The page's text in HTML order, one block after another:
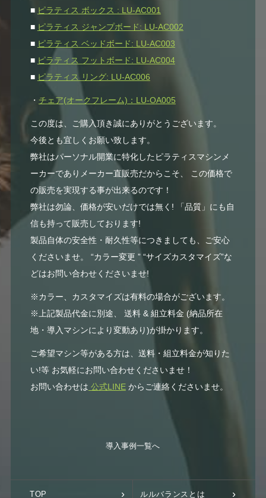
■ ピラティス ボックス : LU-AC001
■ ピラティス ジャンプボード: LU-AC002
■ ピラティス ベッドボード: LU-AC003
■ ピラティス フットボード: LU-AC004
■ ピラティス リング: LU-AC006
・ チェア(オークフレーム)：LU-OA005
この度は、ご購入頂き誠にありがとうございます。
今後とも宜しくお願い致します。
弊社はパーソナル開業に特化したピラティスマシンメ
ーカーでありメーカー直販売だからこそ、 この価格で
の販売を実現する事が出来るのです！
弊社は勿論、価格が安いだけでは無く! 「品質」にも自
信も持って販売しております!
製品自体の安全性・耐久性等につきましても、ご安心
くださいませ。 “カラー変更 ” “サイズカスタマイズ”な
どはお問い合わせくださいませ!
※カラー、カスタマイズは有料の場合がございます。
※上記製品代金に別途、 送料 & 組立料金 (納品所在
地・導入マシンにより変動あり)が掛かります。
ご希望マシン等がある方は、送料・組立料金が知りた
い!等 お気軽にお問い合わせくださいませ！
お問い合わせは 公式LINEからご連絡くださいませ。
導入事例一覧へ
TOP ルルバランスとは